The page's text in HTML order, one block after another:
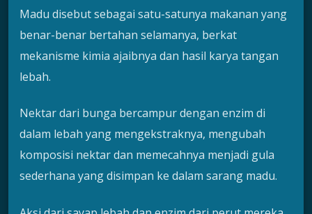
Madu disebut sebagai satu-satunya makanan yang
benar-benar bertahan selamanya, berkat
mekanisme kimia ajaibnya dan hasil karya tangan
lebah.
Nektar dari bunga bercampur dengan enzim di
dalam lebah yang mengekstraknya, mengubah
komposisi nektar dan memecahnya menjadi gula
sederhana yang disimpan ke dalam sarang madu.